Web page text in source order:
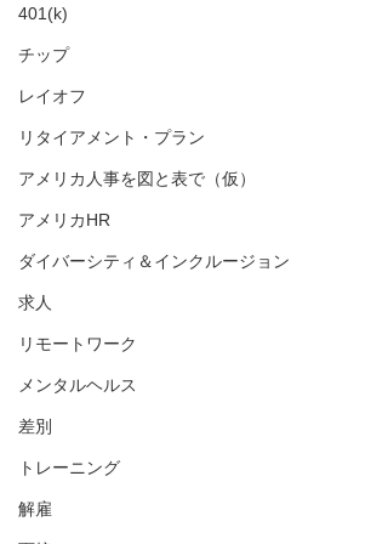
401(k)
チップ
レイオフ
リタイアメント・プラン
アメリカ人事を図と表で（仮）
アメリカHR
ダイバーシティ＆インクルージョン
求人
リモートワーク
メンタルヘルス
差別
トレーニング
解雇